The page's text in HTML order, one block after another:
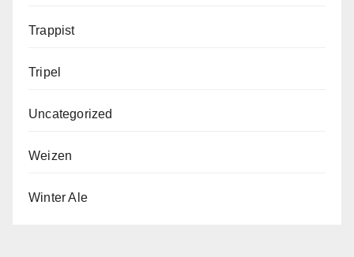
Trappist
Tripel
Uncategorized
Weizen
Winter Ale